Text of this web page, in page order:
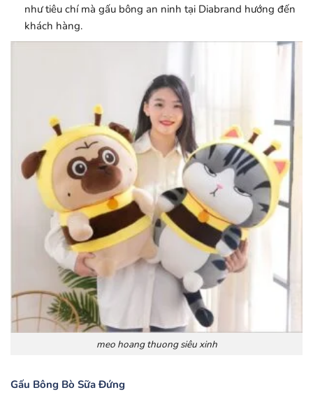
như tiêu chí mà gấu bông an ninh tại Diabrand hướng đến
khách hàng.
meo hoang thuong siêu xinh
Gấu Bông Bò Sữa Đứng